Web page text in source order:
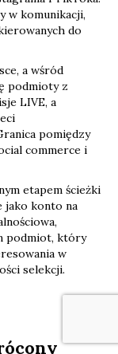
w komunikacji,
do
a wśród
podmioty z
LIVE, a
pomiędzy
commerce i
etapem ścieżki
jako konto na
podmiot, który
w
selekcji.